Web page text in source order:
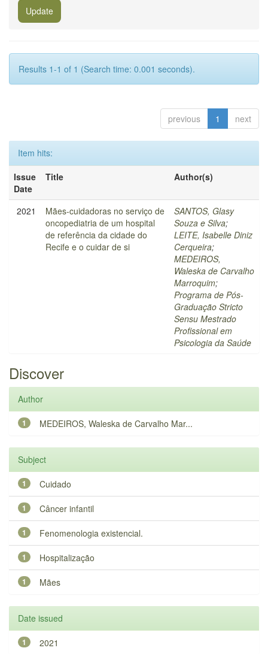
Results 1-1 of 1 (Search time: 0.001 seconds).
previous 1 next
Item hits:
Issue
Date
Title Author(s)
2021
Mães-cuidadoras no serviço de
oncopediatria de um hospital
de referência da cidade do
Recife e o cuidar de si
SANTOS, Glasy
Souza e Silva;
LEITE, Isabelle Diniz
Cerqueira;
MEDEIROS,
Waleska de Carvalho
Marroquim;
Programa de Pós-
Graduação Stricto
Sensu Mestrado
Profissional em
Psicologia da Saúde
Discover
Author
1 MEDEIROS, Waleska de Carvalho Mar...
Subject
1 Cuidado
1 Câncer infantil
1 Fenomenologia existencial.
1 Hospitalização
1 Mães
Date issued
1 2021